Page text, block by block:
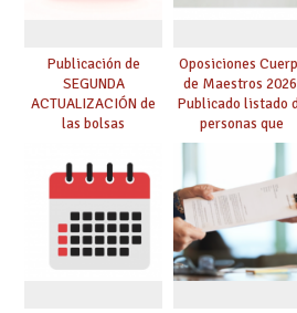
Publicación de
SEGUNDA
ACTUALIZACIÓN de
las bolsas
Cuerpo de Maestros
de especialidades
convocadas a
oposición
Oposiciones
de Maestros
Publicado listado
personas que
adquieren nueva
especialidad